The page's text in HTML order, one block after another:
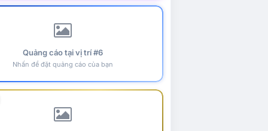
Quảng cáo tại vị trí #6
Nhấn để đặt quảng cáo của bạn